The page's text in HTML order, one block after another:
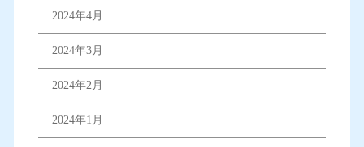
2024年4月
2024年3月
2024年2月
2024年1月